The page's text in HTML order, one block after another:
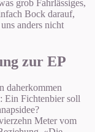
grob Fahrlässiges,
Bock darauf,
anders nicht
zur EP
daherkommen
Ein Fichtenbier soll
Meter vom